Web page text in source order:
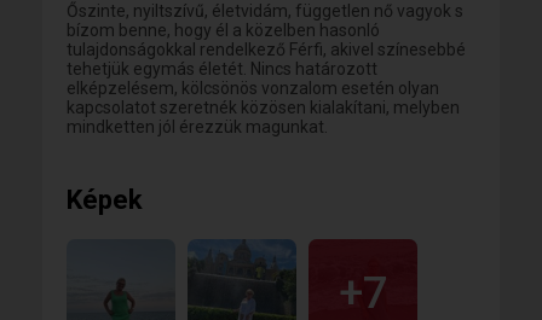
Őszinte, nyiltszívű, életvidám, független nő vagyok s
bízom benne, hogy él a közelben hasonló
tulajdonságokkal rendelkező Férfi, akivel színesebbé
tehetjük egymás életét. Nincs határozott
elképzelésem, kölcsönös vonzalom esetén olyan
kapcsolatot szeretnék közösen kialakítani, melyben
mindketten jól érezzük magunkat.
Képek
+7